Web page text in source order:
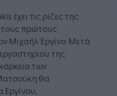
έχει τις ρίζες της
τους πρώτους
Μιχαήλ Εργίνο. Μετά
της
των
θα
Εργίνου,